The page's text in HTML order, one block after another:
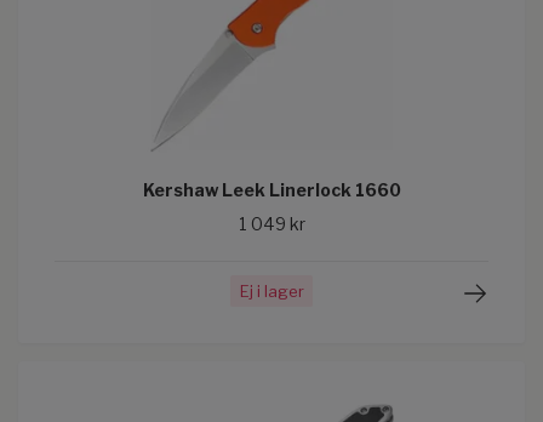
Kershaw Leek Linerlock 1660
1 049 kr
Ej i lager